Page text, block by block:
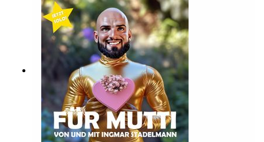
anstehenden Wahlen in Sachsen-Anhalt und
Meck-Pomm… für euch, Für Mutti!